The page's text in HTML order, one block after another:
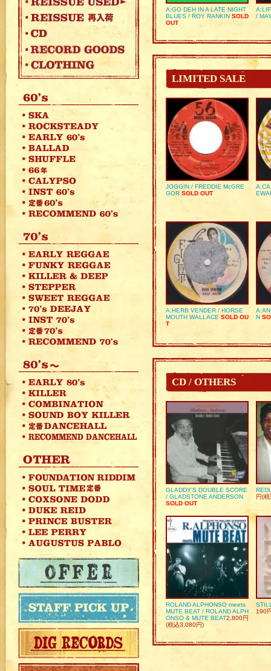
A:GO DEH IN A LATE NIGHT
BLUES / ROY RANKIN SOLD
OUT
/
LIMITED SALE
JOGGIN / FREDDIE McGRE
GOR SOLD OUT
A:HERB VENDER / HORSE
MOUTH WALLACE SOLD OU
T
N
CD / OTHERS
GLADDY’S DOUBLE SCORE
/ GLADSTONE ANDERSON
SOLD OUT
円(
ROLAND ALPHONSO meets
MUTE BEAT / ROLAND ALPH
ONSO & MUTE BEAT2,800円
(税込3,080円)
190